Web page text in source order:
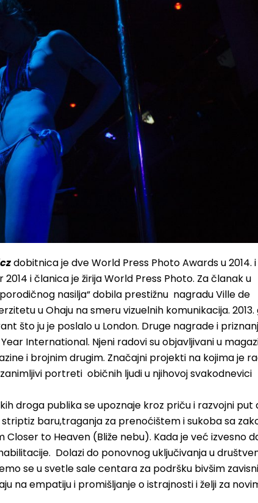
​dobitnica je dve World Press Photo Awards u 2014. i
2014 i članica je žirija World Press Photo. Za članak u
nasilja“ dobila prestižnu nagradu Ville de
u Ohaju na smeru vizuelnih komunikacija.
što ju je poslalo u London. Druge nagrade i
International. Njeni radovi su objavljivani u
i brojnim drugim. Značajni projekti na kojima je
portreti običnih ljudi u njihovoj svakodnevici
droga publika se upoznaje kroz priču i razvojni put
baru,traganja za prenoćištem i sukoba sa
to Heaven (Bliže nebu). Kada je već izvesno
Dolazi do ponovnog uključivanja u
se u svetle sale centara za podršku bivšim
na empatiju i promišljanje o istrajnosti i želji za